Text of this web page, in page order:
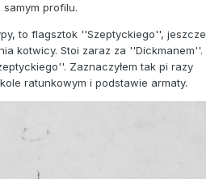
profilu.
to flagsztok ''Szeptyckiego'', jeszcze
kotwicy. Stoi zaraz za ''Dickmanem''.
Zaznaczyłem tak pi razy
ratunkowym i podstawie armaty.